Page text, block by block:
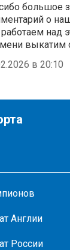
большое
о
над
выкатим
в 20:10
Англии
России